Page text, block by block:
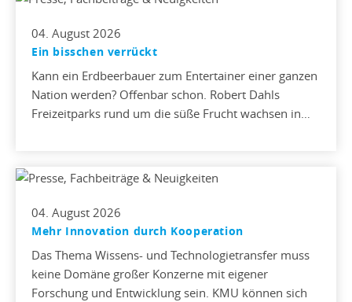
04. August 2026
Ein bisschen verrückt
Kann ein Erdbeerbauer zum Entertainer einer ganzen
Nation werden? Offenbar schon. Robert Dahls
Freizeitparks rund um die süße Frucht wachsen in…
04. August 2026
Mehr Innovation durch Kooperation
Das Thema Wissens- und Technologietransfer muss
keine Domäne großer Konzerne mit eigener
Forschung und Entwicklung sein. KMU können sich